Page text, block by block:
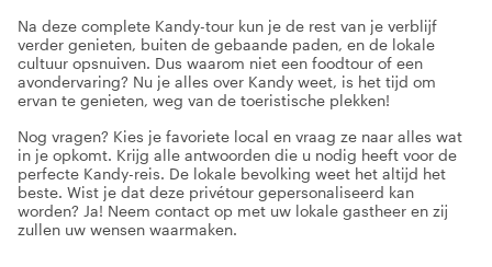
Na deze complete Kandy-tour kun je de rest van je verblijf
verder genieten, buiten de gebaande paden, en de lokale
cultuur opsnuiven. Dus waarom niet een foodtour of een
avondervaring? Nu je alles over Kandy weet, is het tijd om
ervan te genieten, weg van de toeristische plekken!
Nog vragen? Kies je favoriete local en vraag ze naar alles wat
in je opkomt. Krijg alle antwoorden die u nodig heeft voor de
perfecte Kandy-reis. De lokale bevolking weet het altijd het
beste. Wist je dat deze privétour gepersonaliseerd kan
worden? Ja! Neem contact op met uw lokale gastheer en zij
zullen uw wensen waarmaken.